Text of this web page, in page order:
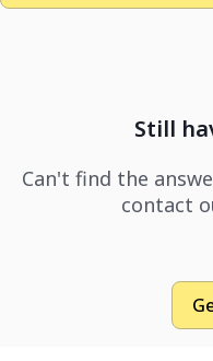
Still
Can't find the
contact